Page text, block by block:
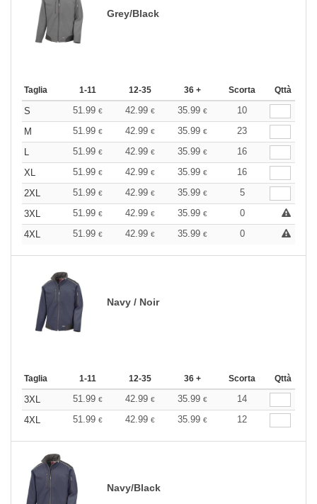
Grey/Black
Taglia 1-11 12-35 36 + Scorta Qttà
S 51.99 € 42.99 € 35.99 €
10
M
51.99 € 42.99 € 35.99 €
23
L
51.99 € 42.99 € 35.99 €
16
XL
51.99 € 42.99 € 35.99 €
16
2XL
51.99 € 42.99 € 35.99 €
5
3XL
51.99 € 42.99 € 35.99 €
0
4XL
51.99 € 42.99 € 35.99 € 0
Navy / Noir
Taglia 1-11 12-35 36 + Scorta Qttà
3XL 51.99 € 42.99 € 35.99 €
14
4XL
51.99 € 42.99 € 35.99 € 12
Navy/Black